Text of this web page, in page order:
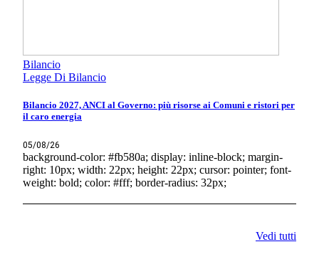
Bilancio
Legge Di Bilancio
Bilancio 2027, ANCI al Governo: più risorse ai Comuni e ristori per
il caro energia
05/08/26
background-color: #fb580a; display: inline-block; margin-
right: 10px; width: 22px; height: 22px; cursor: pointer; font-
weight: bold; color: #fff; border-radius: 32px;
Vedi tutti